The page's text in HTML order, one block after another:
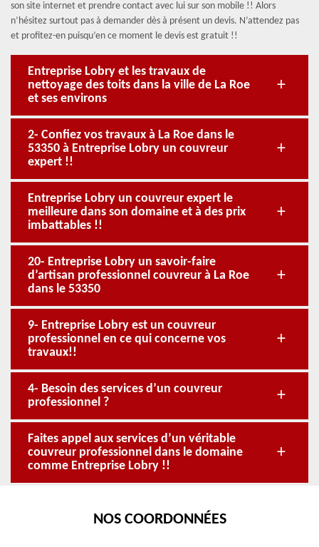
son site internet et prendre contact avec lui sur son mobile !! Alors
n’hésitez surtout pas à demander dès à présent un devis. N’attendez pas
et profitez-en puisqu’en ce moment le devis est gratuit !!
Entreprise Lobry et les travaux de
nettoyage des toits dans la ville de La Roe
et ses environs
2- Confiez vos travaux à La Roe dans le
53350 à Entreprise Lobry un couvreur
expert !!
Entreprise Lobry un couvreur expert le
meilleure dans son domaine et à des prix
imbattables !!
20- Entreprise Lobry un savoir-faire
d’artisan professionnel couvreur à La Roe
dans le 53350
9- Entreprise Lobry est un couvreur
professionnel en ce qui concerne vos
travaux!!
4- Besoin des services d’un couvreur
professionnel ?
Faites appel aux services d’un véritable
couvreur professionnel dans le domaine
comme Entreprise Lobry !!
NOS COORDONNÉES